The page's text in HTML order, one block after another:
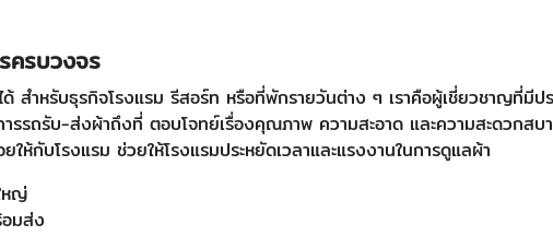
ครบวงจร
สำหรับธุรกิจโรงแรม รีสอร์ท หรือที่พักรายวันต่าง ๆ เราคือผู้เชี่ยวชาญที่มี
รรถรับ-ส่งผ้าถึงที่ ตอบโจทย์เรื่องคุณภาพ ความสะอาด และความสะดวกสบ
ห้กับโรงแรม ช่วยให้โรงแรมประหยัดเวลาและแรงงานในการดูแลผ้า
หญ่
มส่ง